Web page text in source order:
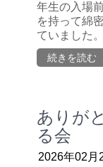
年生の入場
を持って綿
ていました
続きを読む
ありが
る会
2026年02月